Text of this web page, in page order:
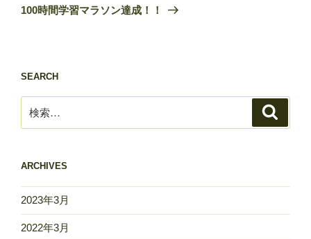
ゲ
ン
の
100時間学習マラソン達成！！
SEARCH
索:
ARCHIVES
2023年3月
2022年3月